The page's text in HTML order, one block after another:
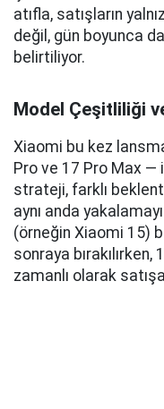
atıfla, satışların
değil, gün boyunca
belirtiliyor.
Model Çeşitliliği
Xiaomi bu kez
Pro ve 17 Pro Max —
strateji, farklı
aynı anda
(örneğin Xiaomi 15)
sonraya
zamanlı olarak